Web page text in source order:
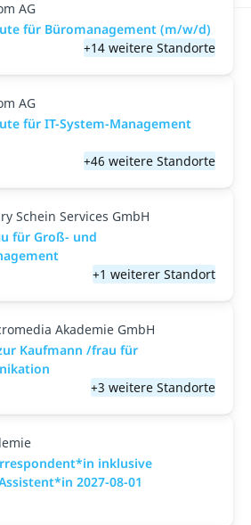
AG
für Büromanagement (m/w/d)
+14 weitere Standorte
AG
für IT-System-Management
+46 weitere Standorte
Schein Services GmbH
für Groß- und
+1 weiterer Standort
Akademie GmbH
Kaufmann /frau für
+3 weitere Standorte
inklusive
2027-08-01